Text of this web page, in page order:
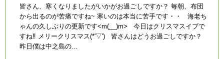
皆さん、寒くなりましたがいかがお過ごしですか？ 毎朝、布団
から出るのが苦痛ですね~ 寒いのは本当に苦手です・・ 海老ち
ゃんの久しぶりの更新です<m(__)m> 今日はクリスマスイブで
すね‼ メリークリスマス(*'▽') 皆さんはどうお過ごしですか？
昨日僕は中之島の...